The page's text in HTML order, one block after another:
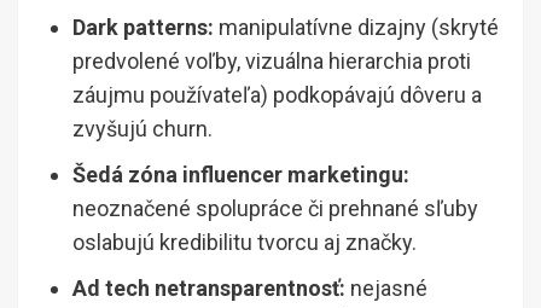
Dark patterns: manipulatívne dizajny (skryté
predvolené voľby, vizuálna hierarchia proti
záujmu používateľa) podkopávajú dôveru a
zvyšujú churn.
Šedá zóna influencer marketingu:
neoznačené spolupráce či prehnané sľuby
oslabujú kredibilitu tvorcu aj značky.
Ad tech netransparentnosť: nejasné